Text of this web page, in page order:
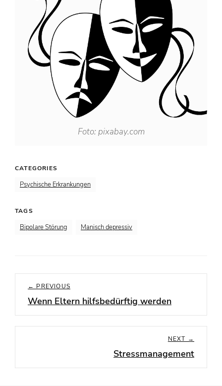
Foto: pixabay.com
CATEGORIES
Psychische Erkrankungen
TAGS
Bipolare Störung Manisch depressiv
Beitragsnavigation
← PREVIOUS
Previous
post:
Wenn Eltern hilfsbedürftig werden
NEXT →
post:
Stressmanagement